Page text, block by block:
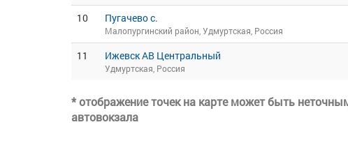
10 Пугачево с.
Малопургинский район, Удмуртская, Россия
11 Ижевск АВ Центральный
Удмуртская, Россия
* отображение точек на карте может быть
автовокзала